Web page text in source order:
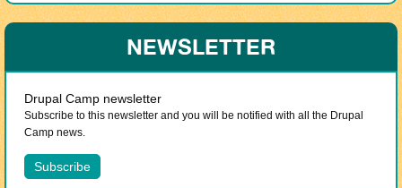
NEWSLETTER
Drupal Camp newsletter
Subscribe to this newsletter and you will be notified with all the Drupal
Camp news.